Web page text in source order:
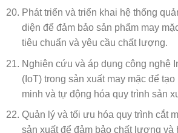
Phát triển và triển khai hệ thống
diện để đảm bảo sản phẩm may
tiêu chuẩn và yêu cầu chất lượng.
Nghiên cứu và áp dụng công nghệ
(IoT) trong sản xuất may mặc để
minh và tự động hóa quy trình sản
Quản lý và tối ưu hóa quy trình cắt
sản xuất để đảm bảo chất lượng và